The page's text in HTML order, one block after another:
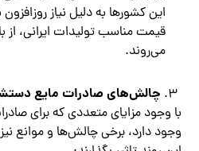
این کشورها به دلیل نیاز
قیمت مناسب تولیدات ایرانی، از
می‌روند.
چالش‌های صادرات مایع
با وجود مزایای متعددی که برای
وجود دارد، برخی چالش‌ها و موانع